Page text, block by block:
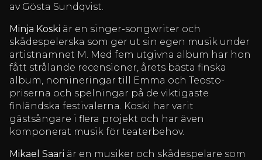
av Gösta Sundqvist.
Minja Koski är en singer-songwriter och
skådespelerska som ger ut sin egen musik under
artistnamnet M. Med fem utgivna album har hon
fått strålande recensioner, årets bästa finska
album, nomineringar till Emma och Teosto-
priserna och spelningar på de viktigaste
finländska festivalerna. Koski har varit
gästsångare i flera projekt och har även
komponerat musik för teaterbehov.
Mikael Saari är en musiker och skådespelare som